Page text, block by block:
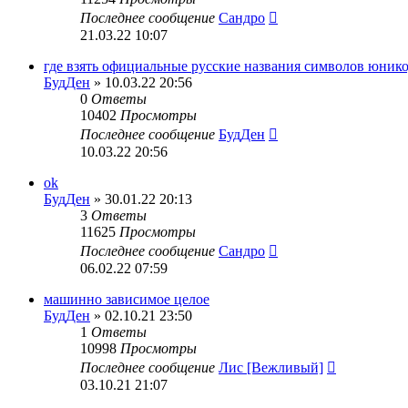
Последнее сообщение Сандро
21.03.22 10:07
где взять официальные русские названия символов
БудДен » 10.03.22 20:56
0 Ответы
10402 Просмотры
Последнее сообщение БудДен
10.03.22 20:56
ok
БудДен » 30.01.22 20:13
3 Ответы
11625 Просмотры
Последнее сообщение Сандро
06.02.22 07:59
машинно зависимое целое
БудДен » 02.10.21 23:50
1 Ответы
10998 Просмотры
Последнее сообщение Лис [Вежливый]
03.10.21 21:07